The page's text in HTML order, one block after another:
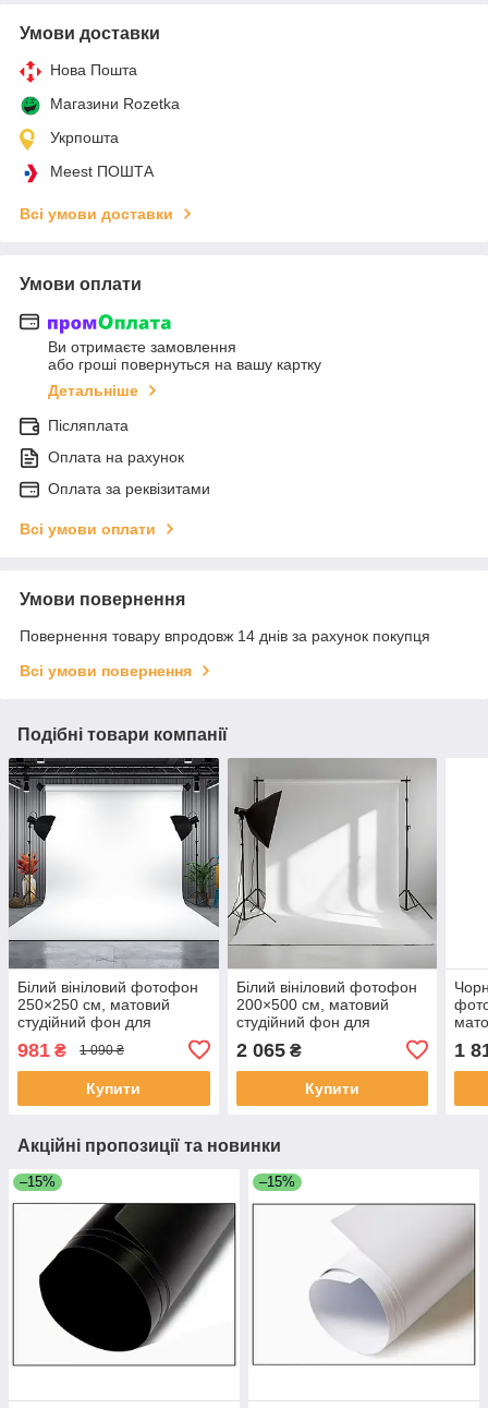
Умови доставки
Нова Пошта
Магазини Rozetka
Укрпошта
Meest ПОШТА
Всі умови доставки
Умови оплати
Ви отримаєте замовлення
або гроші повернуться на вашу картку
Детальніше
Післяплата
Оплата на рахунок
Оплата за реквізитами
Всі умови оплати
Умови повернення
Повернення товару впродовж 14 днів за рахунок покупця
Всі умови повернення
Подібні товари компанії
Білий вініловий фотофон
250×250 см, матовий
студійний фон для
фотозйомки, вініл 2,5×2,5
м
981 ₴ 1 090 ₴
Купити
Білий вініловий фотофон
200×500 см, матовий
студійний фон для
фотозйомки, вініл 2×5 м
2 065₴
Купити
м
1
Акційні пропозиції та новинки
–15% –15%